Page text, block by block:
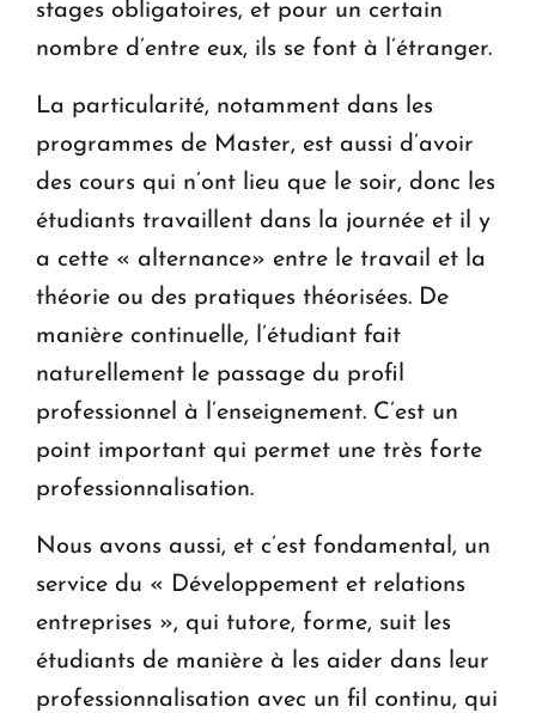
stages obligatoires, et pour un certain
nombre d’entre eux, ils se font à l’étranger.
La particularité, notamment dans les
programmes de Master, est aussi d’avoir
des cours qui n’ont lieu que le soir, donc les
étudiants travaillent dans la journée et il y
a cette « alternance» entre le travail et la
théorie ou des pratiques théorisées. De
manière continuelle, l’étudiant fait
naturellement le passage du profil
professionnel à l’enseignement. C’est un
point important qui permet une très forte
professionnalisation.
Nous avons aussi, et c’est fondamental, un
service du « Développement et relations
entreprises », qui tutore, forme, suit les
étudiants de manière à les aider dans leur
professionnalisation avec un fil continu, qui